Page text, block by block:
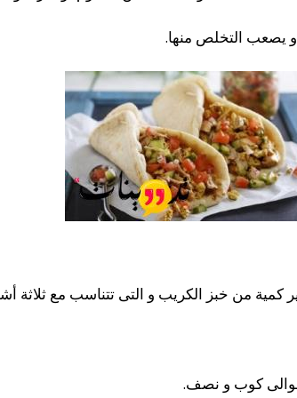
و يصعب التخلص منها.
من خبز الكريب و التى تتناسب مع ثلاثة
كوب و نصف.